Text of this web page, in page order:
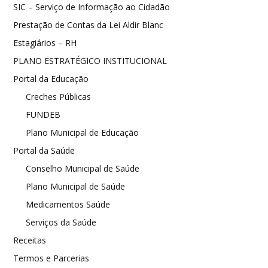
SIC – Serviço de Informação ao Cidadão
Prestação de Contas da Lei Aldir Blanc
Estagiários – RH
PLANO ESTRATÉGICO INSTITUCIONAL
Portal da Educação
Creches Públicas
FUNDEB
Plano Municipal de Educação
Portal da Saúde
Conselho Municipal de Saúde
Plano Municipal de Saúde
Medicamentos Saúde
Serviços da Saúde
Receitas
Termos e Parcerias